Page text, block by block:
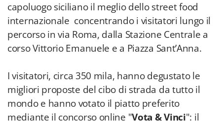
capoluogo siciliano il meglio dello street food
internazionale concentrando i visitatori lungo il
percorso in via Roma, dalla Stazione Centrale a
corso Vittorio Emanuele e a Piazza Sant’Anna.
I visitatori, circa 350 mila, hanno degustato le
migliori proposte del cibo di strada da tutto il
mondo e hanno votato il piatto preferito
mediante il concorso online "Vota & Vinci": il